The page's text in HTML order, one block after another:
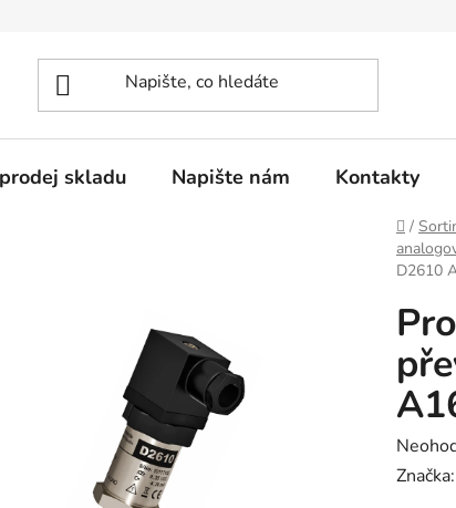
skladu Napište nám Kontakty
Domů
/
D2610